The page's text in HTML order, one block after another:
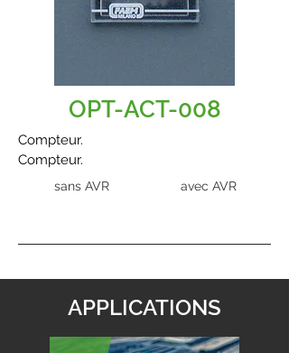
OPT-ACT-008
Compteur.
Compteur.
sans AVR avec AVR
APPLICATIONS